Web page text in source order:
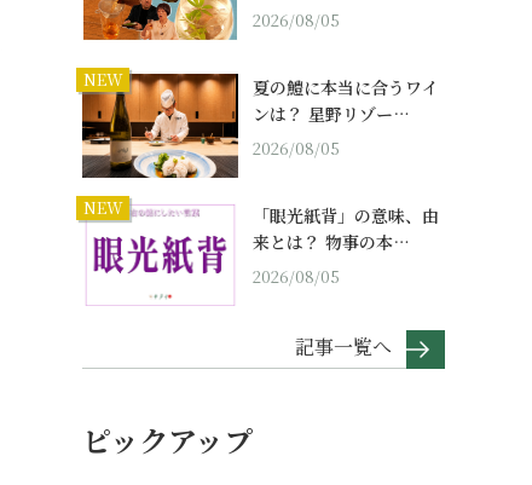
2026/08/05
NEW
夏の鱧に本当に合うワイ
ンは？ 星野リゾー…
2026/08/05
NEW
「眼光紙背」の意味、由
来とは？ 物事の本…
2026/08/05
記事一覧へ
ピックアップ